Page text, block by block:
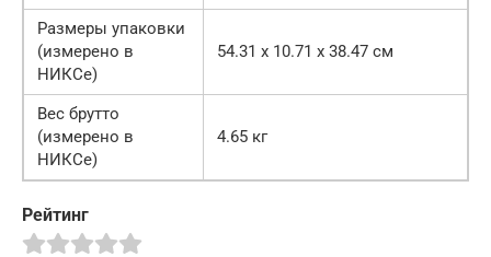
Размеры упаковки
(измерено в
НИКСе)
54.31 x 10.71 x 38.47 см
Вес брутто
(измерено в
НИКСе)
4.65 кг
Рейтинг